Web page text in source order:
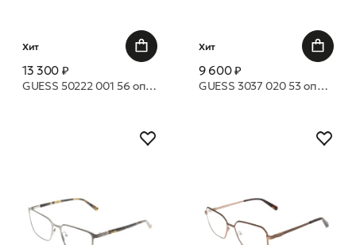
Хит
13 300 ₽
GUESS 50222 001 56 оправа
Хит
9 600 ₽
GUESS 3037 020 53 оправа